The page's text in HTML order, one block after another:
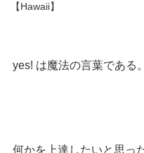
【Hawaii】
yes! は魔法の言葉である。
何かを上達したいと思っ